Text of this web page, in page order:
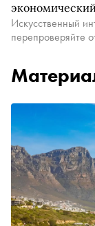
Искусственный
перепроверяйте